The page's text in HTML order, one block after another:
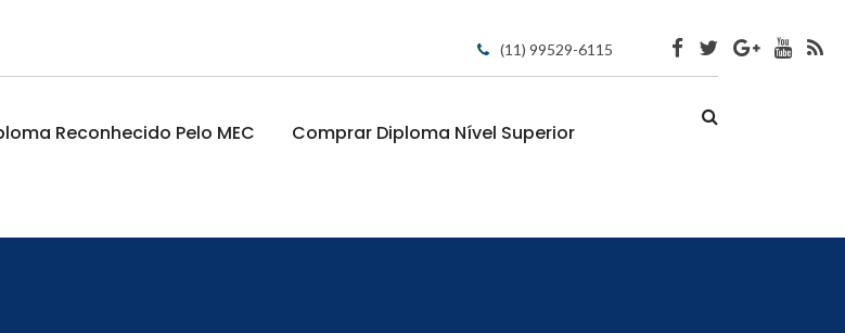
(11) 99529-6115
Reconhecido Pelo MEC Comprar Diploma Nível Superior